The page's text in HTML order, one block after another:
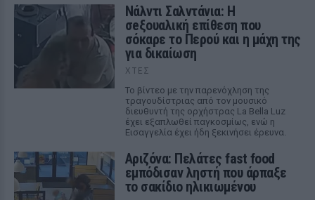
Νάλντι Σαλντάνια: Η
σeξουαλική επίθεση που
σόκαρε το Περού και η μάχη της
για δικαίωση
ΧΤΕΣ
Το βίντεο με την παρενόχληση της
τραγουδίστριας από τον μουσικό
διευθυντή της ορχήστρας La Bella Luz
έχει εξαπλωθεί παγκοσμίως, ενώ η
Εισαγγελία έχει ήδη ξεκινήσει έρευνα.
Αριζόνα: Πελάτες fast food
εμπόδισαν ληστή που άρπαξε
το σακίδιο ηλικιωμένου